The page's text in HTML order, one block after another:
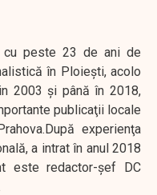
cu peste 23 de ani de
în Ploieşti, acolo
2003 şi până în 2018,
publicaţii locale
experienţa
a intrat în anul 2018
este redactor-şef DC